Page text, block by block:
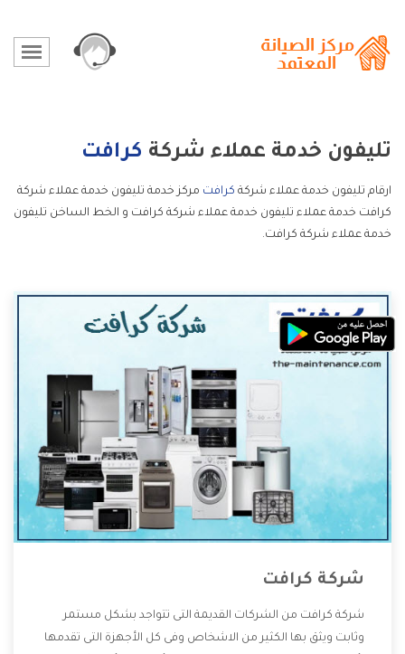
تليفون خدمة عملاء شركة كرافت
ارقام تليفون خدمة عملاء شركة كرافت مركز خدمة تليفون خدمة عملاء شركة
كرافت خدمة عملاء تليفون خدمة عملاء شركة كرافت و الخط الساخن تليفون
خدمة عملاء شركة كرافت.
شركة كرافت
شركة كرافت من الشركات القديمة التى تتواجد بشكل مستمر
وثابت ويثق بها الكثير من الاشخاص وفى كل الأجهزة التى تقدمها